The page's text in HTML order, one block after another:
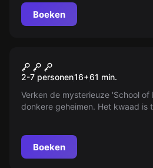
Boeken
Harry Pøtter
2-7 personen16+61 min.
Verken de mysterieuze 'School
donkere geheimen. Het kwaad is
Boeken